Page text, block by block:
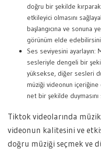
doğru bir şekilde
etkileyici olmasını
başlangıcına ve sonuna
görünüm elde
Ses seviyesini
sesleriyle dengeli bir
yüksekse, diğer sesleri
müziği videonun
net bir şekilde
Tiktok videolarında
videonun kalitesini ve
doğru müziği seçmek ve